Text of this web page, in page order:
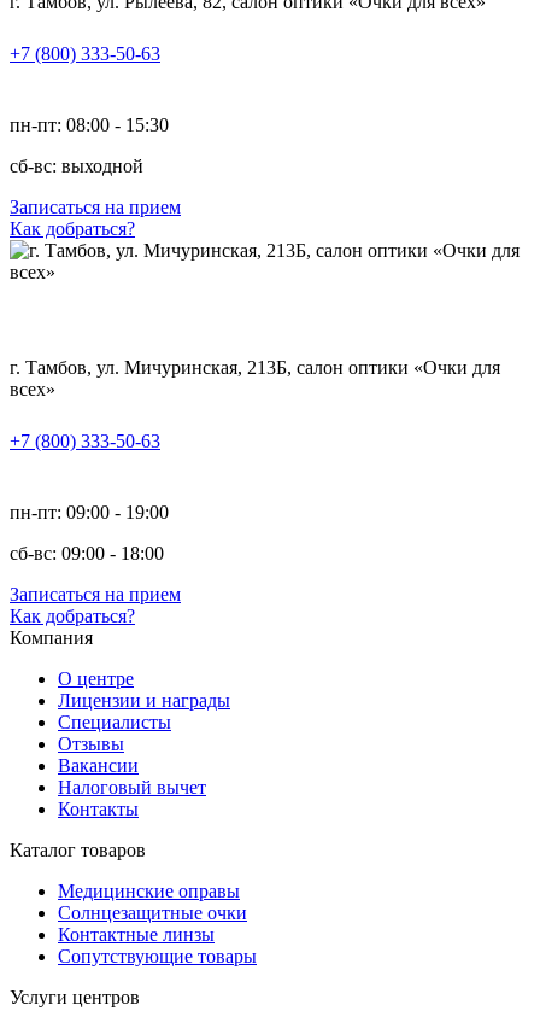
+7 (800) 333-50-63
пн-пт: 08:00 - 15:30
сб-вс: выходной
Записаться на прием
Как добраться?
г. Тамбов, ул. Мичуринская, 213Б, салон оптики «Очки для
всех»
+7 (800) 333-50-63
пн-пт: 09:00 - 19:00
сб-вс: 09:00 - 18:00
Записаться на прием
Как добраться?
Компания
О центре
Лицензии и награды
Специалисты
Отзывы
Вакансии
Налоговый вычет
Контакты
Каталог товаров
Медицинские оправы
Солнцезащитные очки
Контактные линзы
Сопутствующие товары
Услуги центров